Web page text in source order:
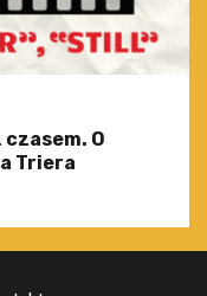
O
Triera